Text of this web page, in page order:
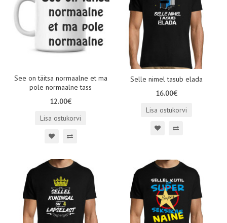
See on täitsa normaalne et ma
pole normaalne tass
12.00€
Lisa ostukorvi
Selle nimel tasub elada
16.00€
Lisa ostukorvi